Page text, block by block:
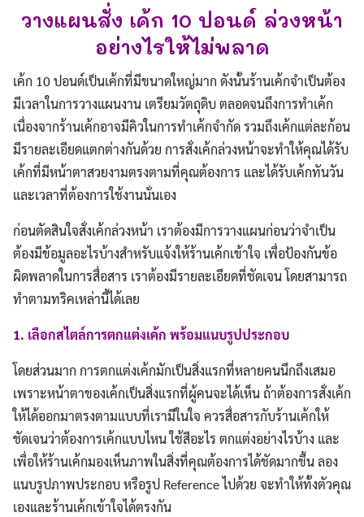
วางแผนสั่ง เค้ก 10 ปอนด์ ล่วงหน้า
อย่างไรให้ไม่พลาด
เค้ก 10 ปอนด์เป็นเค้กที่มีขนาดใหญ่มาก ดังนั้นร้านเค้กจำเป็นต้อง
มีเวลาในการวางแผนงาน เตรียมวัตถุดิบ ตลอดจนถึงการทำเค้ก
เนื่องจากร้านเค้กอาจมีคิวในการทำเค้กจำกัด รวมถึงเค้กแต่ละก้อน
มีรายละเอียดแตกต่างกันด้วย การสั่งเค้กล่วงหน้าจะทำให้คุณได้รับ
เค้กที่มีหน้าตาสวยงามตรงตามที่คุณต้องการ และได้รับเค้กทันวัน
และเวลาที่ต้องการใช้งานนั่นเอง
ก่อนตัดสินใจสั่งเค้กล่วงหน้า เราต้องมีการวางแผนก่อนว่าจำเป็น
ต้องมีข้อมูลอะไรบ้างสำหรับแจ้งให้ร้านเค้กเข้าใจ เพื่อป้องกันข้อ
ผิดพลาดในการสื่อสาร เราต้องมีรายละเอียดที่ชัดเจน โดยสามารถ
ทำตามทริคเหล่านี้ได้เลย
1. เลือกสไตล์การตกแต่งเค้ก พร้อมแนบรูปประกอบ
โดยส่วนมาก การตกแต่งเค้กมักเป็นสิ่งแรกที่หลายคนนึกถึงเสมอ
เพราะหน้าตาของเค้กเป็นสิ่งแรกที่ผู้คนจะได้เห็น ถ้าต้องการสั่งเค้ก
ให้ได้ออกมาตรงตามแบบที่เรามีในใจ ควรสื่อสารกับร้านเค้กให้
ชัดเจนว่าต้องการเค้กแบบไหน ใช้สีอะไร ตกแต่งอย่างไรบ้าง และ
เพื่อให้ร้านเค้กมองเห็นภาพในสิ่งที่คุณต้องการได้ชัดมากขึ้น ลอง
แนบรูปภาพประกอบ หรือรูป Reference ไปด้วย จะทำให้ทั้งตัวคุณ
เองและร้านเค้กเข้าใจได้ตรงกัน